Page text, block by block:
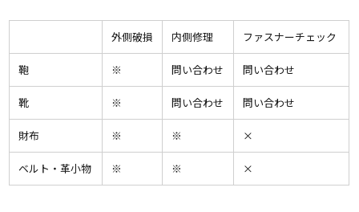
外側破損 内側修理 ファスナーチェック
鞄 ※ 問い合わせ 問い合わせ
靴 ※ 問い合わせ 問い合わせ
財布 ※ ※ ×
ベルト・革小物 ※ ※ ×